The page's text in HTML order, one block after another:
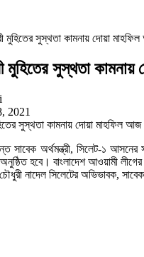
মুহিতের সুস্থতা কামনায় দোয়া
মুহিতের সুস্থতা
2021
সাবেক অর্থমন্ত্রী, সিলেট-১
অনুষ্ঠিত হবে। বাংলাদেশ আওয়ামী
নাদেল সিলেটের অভিভাবক,